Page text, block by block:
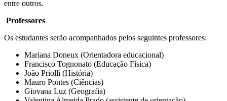
entre outros.
Professores
Os estudantes serão acompanhados pelos seguintes professores:
Mariana Doneux (Orientadora educacional)
Francisco Tognonato (Educação Física)
João Priolli (História)
Mauro Pontes (Ciências)
Giovana Luz (Geografia)